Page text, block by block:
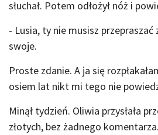
słuchał. Potem odłożył nóż i
- Lusia, ty nie musisz przepraszać
swoje.
Proste zdanie. A ja się
osiem lat nikt mi tego nie
Minął tydzień. Oliwia przysłała
złotych, bez żadnego